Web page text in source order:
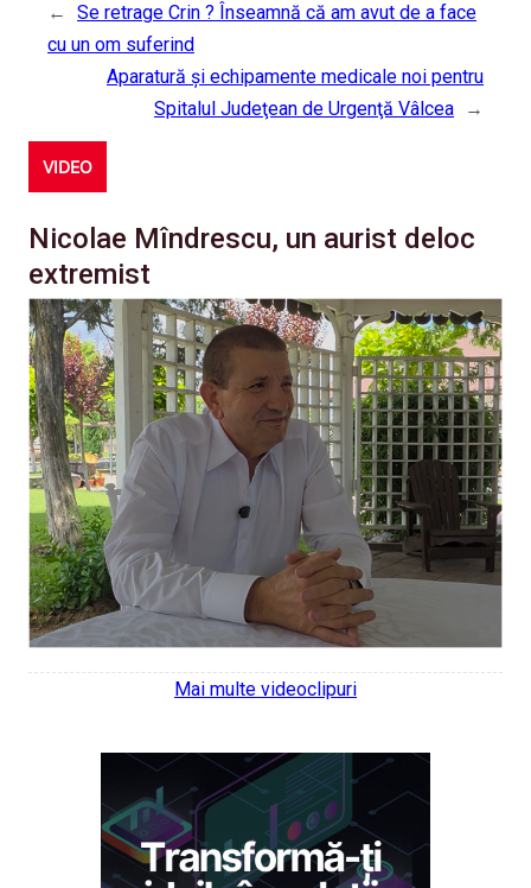
←
Se retrage Crin ? Înseamnă că am avut de a face
cu un om suferind
Aparatură şi echipamente medicale noi pentru
Spitalul Judeţean de Urgenţă Vâlcea
→
VIDEO
Nicolae Mîndrescu, un aurist deloc
extremist
Mai multe videoclipuri